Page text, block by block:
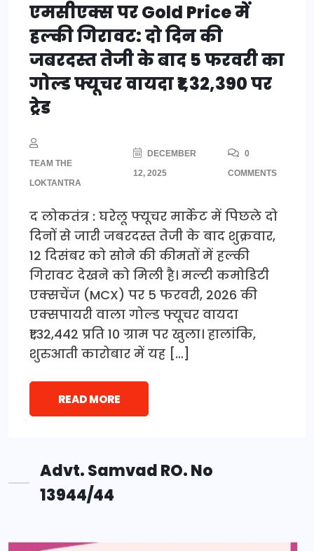
एमसीएक्स पर Gold Price में
हल्की गिरावट: दो दिन की
जबरदस्त तेजी के बाद 5 फरवरी का
गोल्ड फ्यूचर वायदा ₹1,32,390 पर
ट्रेड
TEAM THE
LOKTANTRA
DECEMBER
12, 2025
0
COMMENTS
द लोकतंत्र : घरेलू फ्यूचर मार्केट में पिछले दो
दिनों से जारी जबरदस्त तेजी के बाद शुक्रवार,
12 दिसंबर को सोने की कीमतों में हल्की
गिरावट देखने को मिली है। मल्टी कमोडिटी
एक्सचेंज (MCX) पर 5 फरवरी, 2026 की
एक्सपायरी वाला गोल्ड फ्यूचर वायदा
₹1,32,442 प्रति 10 ग्राम पर खुला। हालांकि,
शुरुआती कारोबार में यह […]
READ MORE
Advt. Samvad RO. No
13944/44